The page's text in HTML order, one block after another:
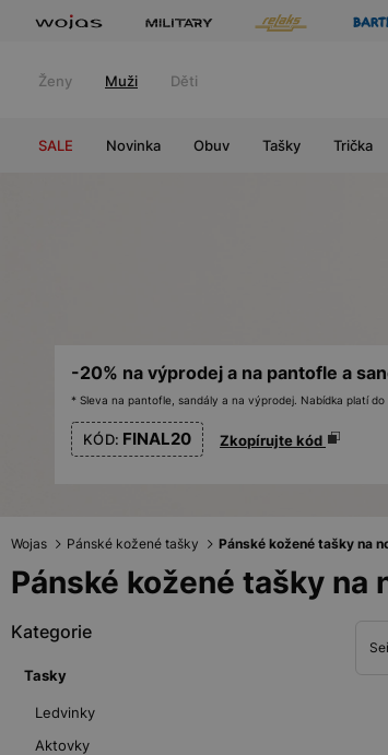
Ženy Muži Děti
SALE Novinka Obuv Tašky Trička
-20% na výprodej a na pantofle a
* Sleva na pantofle, sandály a na výprodej. Nabídka platí
KÓD: FINAL20 Zkopírujte kód
Wojas Pánské kožené tašky Pánské kožené tašky na
Pánské kožené tašky na
Kategorie
Tasky
Ledvinky
Aktovky